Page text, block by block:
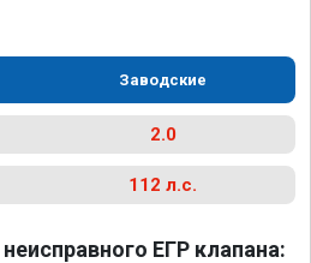
Заводские
2.0
112 л.с.
ЕГР клапана: